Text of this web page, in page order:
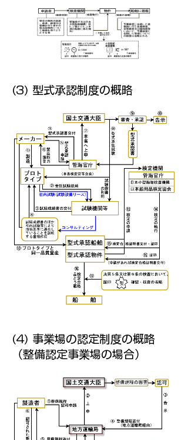
(3) 型式承認制度の概略
(4) 事業場の認定制度の概略
（整備認定事業場の場合）